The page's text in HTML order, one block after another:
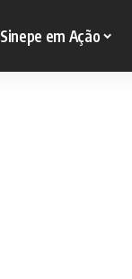
Sinepe em Ação